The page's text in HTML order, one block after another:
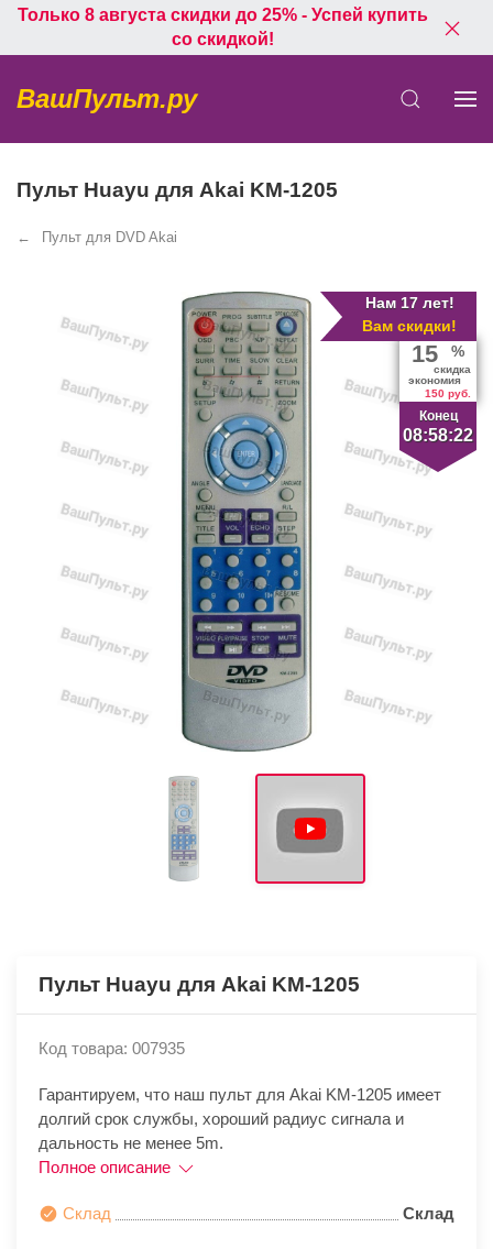
Только 8 августа скидки до 25% - Успей купить
со скидкой!
ВашПульт.ру
Пульт Huayu для Akai KM-1205
Пульт для DVD Akai
Нам 17 лет!
Вам скидки!
Конец
08:58:22
15 %
скидка
экономия
150 руб.
Пульт Huayu для Akai KM-1205
Код товара: 007935
Гарантируем, что наш пульт для Akai KM-1205 имеет
долгий срок службы, хороший радиус сигнала и
дальность не менее 5m.
Полное описание
Склад Склад